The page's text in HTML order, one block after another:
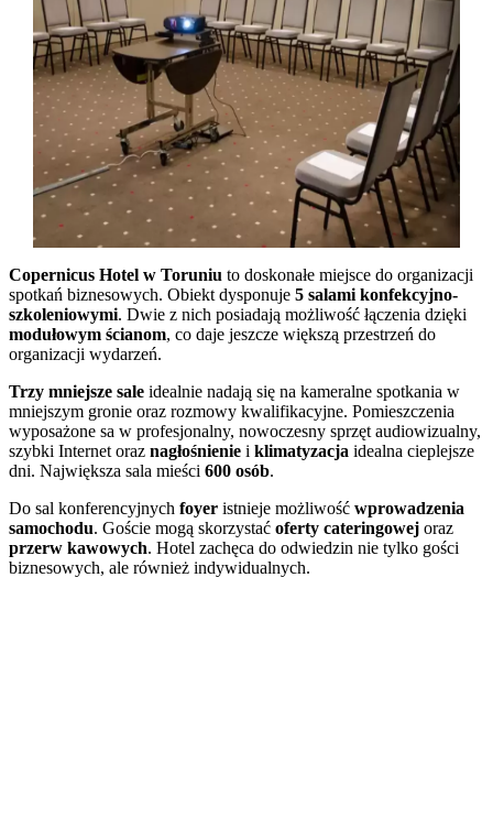
Copernicus Hotel w Toruniu to doskonałe miejsce do organizacji
spotkań biznesowych. Obiekt dysponuje 5 salami konfekcyjno-
szkoleniowymi. Dwie z nich posiadają możliwość łączenia dzięki
modułowym ścianom, co daje jeszcze większą przestrzeń do
organizacji wydarzeń.
Trzy mniejsze sale idealnie nadają się na kameralne spotkania w
mniejszym gronie oraz rozmowy kwalifikacyjne. Pomieszczenia
wyposażone sa w profesjonalny, nowoczesny sprzęt audiowizualny,
szybki Internet oraz nagłośnienie i klimatyzacja idealna cieplejsze
dni. Największa sala mieści 600 osób.
Do sal konferencyjnych foyer istnieje możliwość wprowadzenia
samochodu. Goście mogą skorzystać oferty cateringowej oraz
przerw kawowych. Hotel zachęca do odwiedzin nie tylko gości
biznesowych, ale również indywidualnych.